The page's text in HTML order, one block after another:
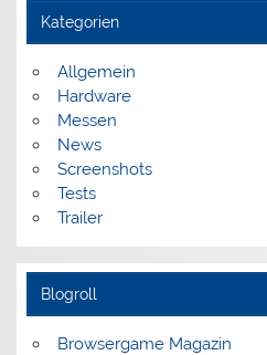
Kategorien
Allgemein
Hardware
Messen
News
Screenshots
Tests
Trailer
Blogroll
Browsergame Magazin